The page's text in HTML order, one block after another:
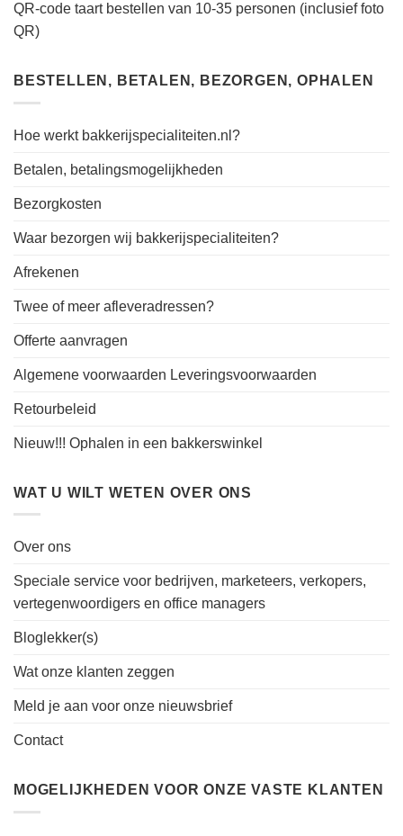
QR-code taart bestellen van 10-35 personen (inclusief foto
QR)
BESTELLEN, BETALEN, BEZORGEN, OPHALEN
Hoe werkt bakkerijspecialiteiten.nl?
Betalen, betalingsmogelijkheden
Bezorgkosten
Waar bezorgen wij bakkerijspecialiteiten?
Afrekenen
Twee of meer afleveradressen?
Offerte aanvragen
Algemene voorwaarden Leveringsvoorwaarden
Retourbeleid
Nieuw!!! Ophalen in een bakkerswinkel
WAT U WILT WETEN OVER ONS
Over ons
Speciale service voor bedrijven, marketeers, verkopers,
vertegenwoordigers en office managers
Bloglekker(s)
Wat onze klanten zeggen
Meld je aan voor onze nieuwsbrief
Contact
MOGELIJKHEDEN VOOR ONZE VASTE KLANTEN